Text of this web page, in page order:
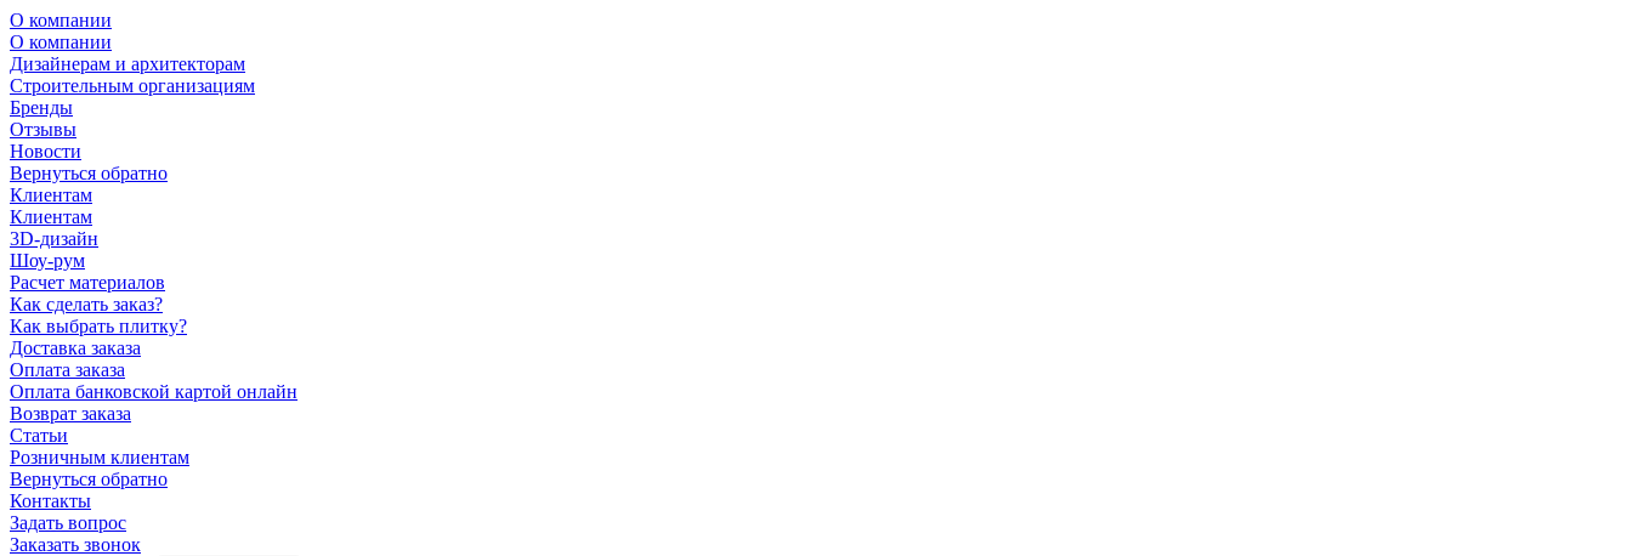
О компании
О компании
Дизайнерам и архитекторам
Строительным организациям
Бренды
Отзывы
Новости
Вернуться обратно
Клиентам
Клиентам
3D-дизайн
Шоу-рум
Расчет материалов
Как сделать заказ?
Как выбрать плитку?
Доставка заказа
Оплата заказа
Оплата банковской картой онлайн
Возврат заказа
Статьи
Розничным клиентам
Вернуться обратно
Контакты
Задать вопрос
Заказать звонок